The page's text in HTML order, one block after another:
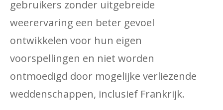
gebruikers zonder uitgebreide
weerervaring een beter gevoel
ontwikkelen voor hun eigen
voorspellingen en niet worden
ontmoedigd door mogelijke verliezende
weddenschappen, inclusief Frankrijk.